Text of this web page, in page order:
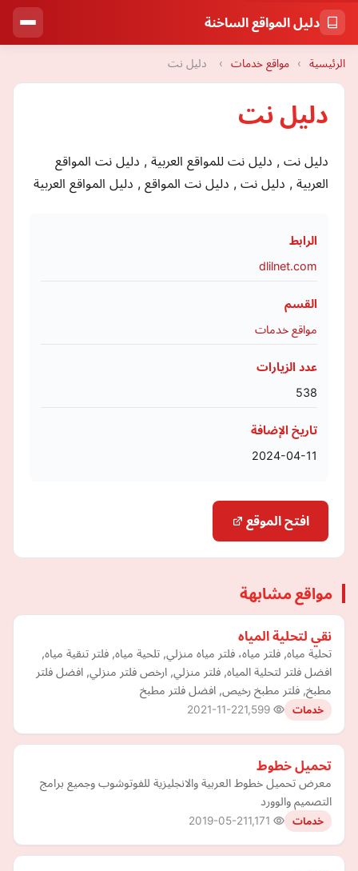
دليل المواقع الساخنة
الرئيسية › مواقع خدمات › دليل نت
دليل نت
دليل نت , دليل نت للمواقع العربية , دليل نت المواقع
العربية , دليل نت , دليل نت المواقع , دليل المواقع العربية
الرابط
dlilnet.com
القسم
مواقع خدمات
عدد الزيارات
538
تاريخ الإضافة
2024-04-11
افتح الموقع
مواقع مشابهة
نقي لتحلية المياه
تحلية مياه, فلتر مياه، فلتر مياه منزلي, تلحية مياه, فلتر تنقية مياه,
افضل فلتر لتحلية المياه, فلتر منزلي, ارخص فلتر منزلي, افضل فلتر
مطبخ, فلتر مطبخ رخيص, افضل فلتر مطبخ
خدمات 2021-11-22
تحميل خطوط
معرض تحميل خطوط العربية والانجليزية للفوتوشوب وجميع برامج
التصميم والوورد
خدمات 2019-05-21